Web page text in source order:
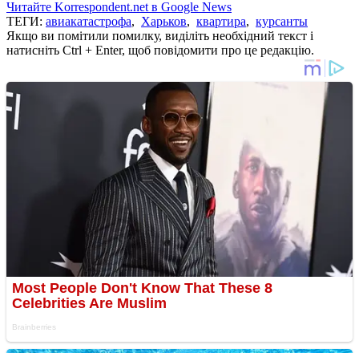
Читайте Korrespondent.net в Google News
ТЕГИ: авиакатастрофа, Харьков, квартира, курсанты
Якщо ви помітили помилку, виділіть необхідний текст і
натисніть Ctrl + Enter, щоб повідомити про це редакцію.